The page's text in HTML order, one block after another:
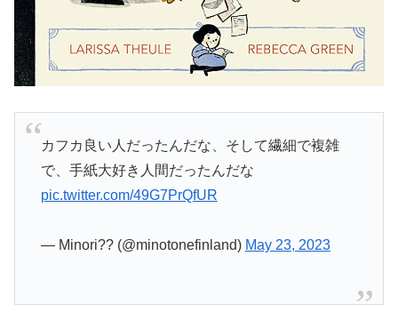
カフカ良い人だったんだな、そして繊細で複雑
で、手紙大好き人間だったんだな
pic.twitter.com/49G7PrQfUR
— Minori?? (@minotonefinland) May 23, 2023